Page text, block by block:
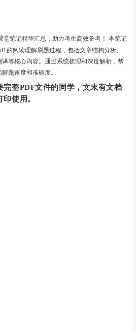
堂笔记精华汇总，助力考生高效备考！‌ 本笔记
的阅读理解刷题过程，包括文章结构分析、
等核心内容。通过系统梳理和深度解析，帮
题速度和准确度。
完整PDF文件的同学，文末有文档
使用。